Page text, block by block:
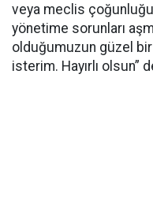
veya meclis
yönetime sorunları
olduğumuzun güzel
isterim. Hayırlı olsun”